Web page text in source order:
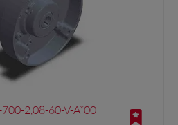
2,08-60-V-A*00